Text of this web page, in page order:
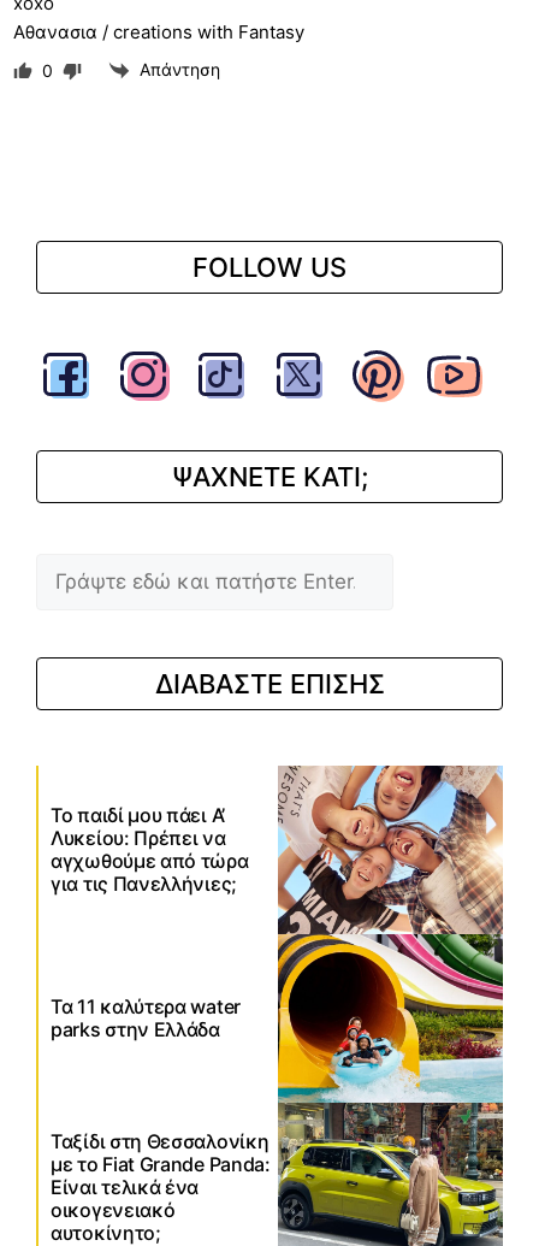
Αθανασια / creations with Fantasy
0 Απάντηση
FOLLOW US
ΨΑΧΝΕΤΕ ΚΑΤΙ;
ΔΙΑΒΑΣΤΕ ΕΠΙΣΗΣ
Το παιδί μου πάει Α’
Λυκείου: Πρέπει να
αγχωθούμε από τώρα
για τις Πανελλήνιες;
Τα 11 καλύτερα water
parks στην Ελλάδα
Ταξίδι στη Θεσσαλονίκη
με το Fiat Grande Panda:
Είναι τελικά ένα
οικογενειακό
αυτοκίνητο;